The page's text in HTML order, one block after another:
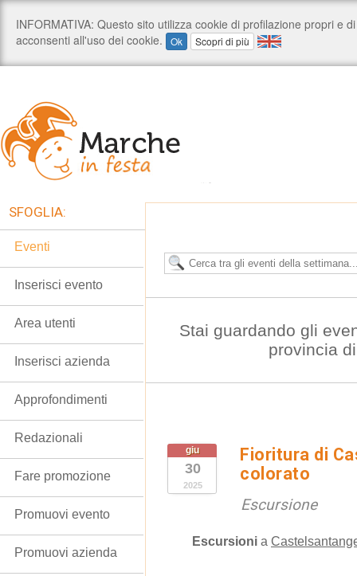
Stai guardando gli
provincia
giu
30
2025
Fioritura di
colorato
Escursione
Escursioni a
SFOGLIA:
Eventi
Inserisci evento
Area utenti
Inserisci azienda
Approfondimenti
Redazionali
Fare promozione
Promuovi evento
Promuovi azienda